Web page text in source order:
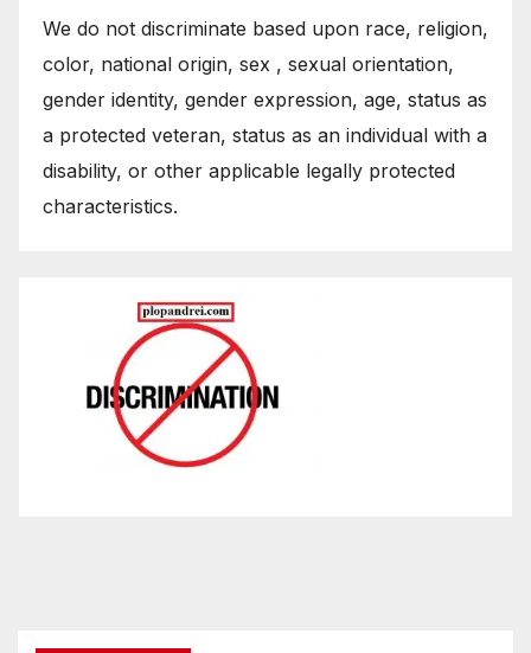
We do not discriminate based upon race, religion,
color, national origin, sex , sexual orientation,
gender identity, gender expression, age, status as
a protected veteran, status as an individual with a
disability, or other applicable legally protected
characteristics.